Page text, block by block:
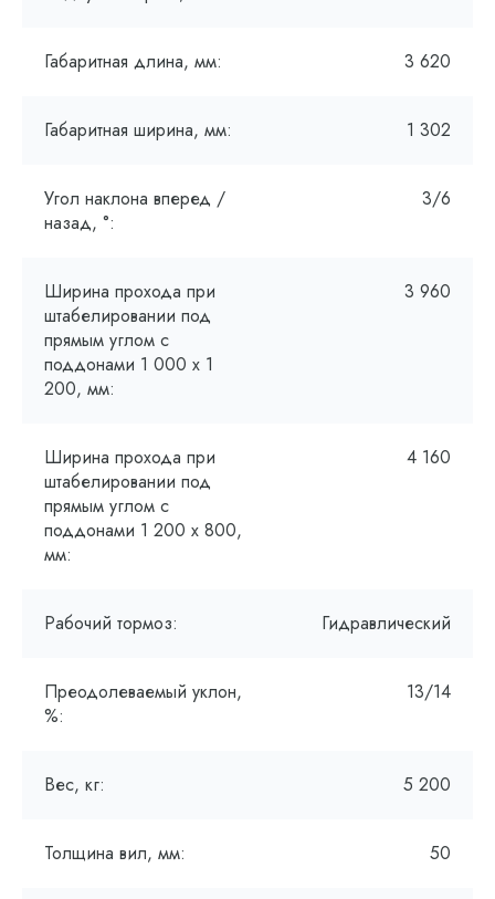
Габаритная длина, мм: 3 620
Габаритная ширина, мм: 1 302
Угол наклона вперед /
назад, °:
3/6
Ширина прохода при
штабелировании под
прямым углом с
поддонами 1 000 х 1
200, мм:
3 960
Ширина прохода при
штабелировании под
прямым углом с
поддонами 1 200 x 800,
мм:
4 160
Рабочий тормоз: Гидравлический
Преодолеваемый уклон,
%:
13/14
Вес, кг: 5 200
Толщина вил, мм: 50